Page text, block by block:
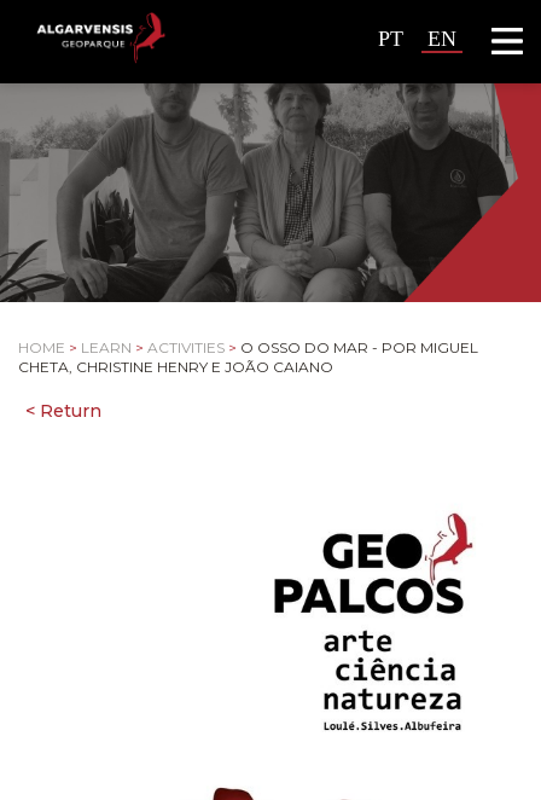
PT EN
HOME > LEARN > ACTIVITIES > O OSSO DO MAR - POR MIGUEL
CHETA, CHRISTINE HENRY E JOÃO CAIANO